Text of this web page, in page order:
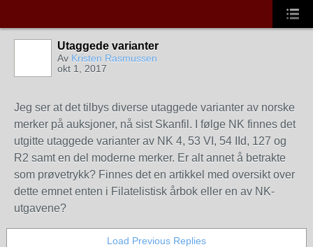
Utaggede varianter
Av Kristen Rasmussen
okt 1, 2017
Jeg ser at det tilbys diverse utaggede varianter av norske
merker på auksjoner, nå sist Skanfil. I følge NK finnes det
utgitte utaggede varianter av NK 4, 53 VI, 54 IId, 127 og
R2 samt en del moderne merker. Er alt annet å betrakte
som prøvetrykk? Finnes det en artikkel med oversikt over
dette emnet enten i Filatelistisk årbok eller en av NK-
utgavene?
Load Previous Replies